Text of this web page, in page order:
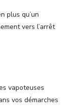
plus qu’un
vers l’arrêt
vapoteuses
vos démarches